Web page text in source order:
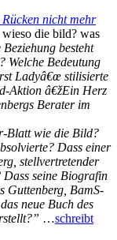
nicht mehr
wieso die bild? was
Beziehung besteht
Welche Bedeutung
Ladyâ€œ stilisierte
Aktion â€žEin Herz
Berater im
Blatt wie die Bild?
Dass einer
stellvertretender
Dass seine Biografin
Guttenberg, BamS-
neue Buch des
…schreibt